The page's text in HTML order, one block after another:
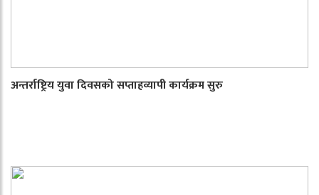
अन्तर्राष्ट्रिय युवा दिवसको सप्ताहव्यापी कार्यक्रम सुरु